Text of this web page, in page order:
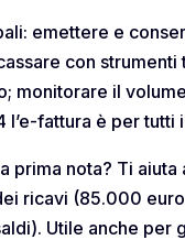
emettere e
con strumenti
monitorare il
l’e-fattura è per tutti
prima nota? Ti aiuta
ricavi (85.000
Utile anche per